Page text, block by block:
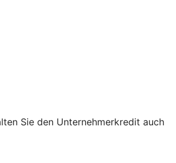
Sie den Unternehmerkredit auch